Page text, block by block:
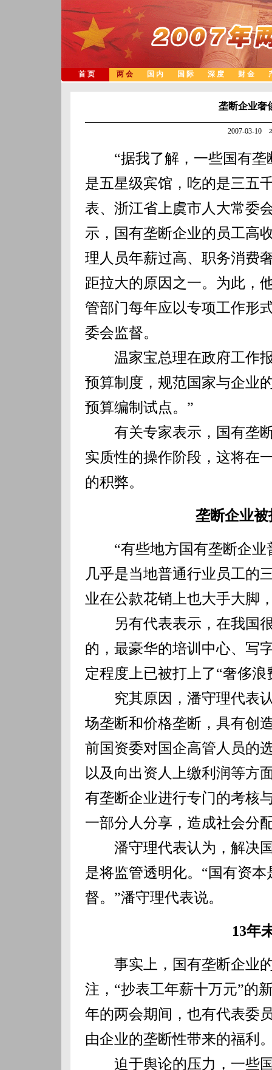
首 页 两 会 国 内 国 际 深 度 财 金
垄断企业奢
2007-03-10
“据我了解，一些国有垄
是五星级宾馆，吃的是三五
表、浙江省上虞市人大常委
示，国有垄断企业的员工高
理人员年薪过高、职务消费
距拉大的原因之一。为此，
管部门每年应以专项工作形
委会监督。
温家宝总理在政府工作报
预算制度，规范国家与企业
预算编制试点。”
有关专家表示，国有垄断
实质性的操作阶段，这将在
的积弊。
垄断企业
“有些地方国有垄断企业
几乎是当地普通行业员工的
业在公款花销上也大手大脚
另有代表表示，在我国很
的，最豪华的培训中心、写
定程度上已被打上了“奢侈浪
究其原因，潘守理代表认
场垄断和价格垄断，具有创
前国资委对国企高管人员的
以及向出资人上缴利润等方
有垄断企业进行专门的考核
一部分人分享，造成社会分
潘守理代表认为，解决国
是将监管透明化。“国有资
督。”潘守理代表说。
13年
事实上，国有垄断企业的
注，“抄表工年薪十万元”的
年的两会期间，也有代表委
由企业的垄断性带来的福利
迫于舆论的压力，一些国